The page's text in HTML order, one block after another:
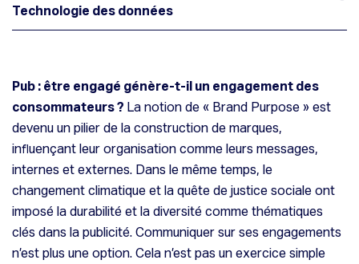
Technologie des données
Pub : être engagé génère-t-il un engagement des
consommateurs ? La notion de « Brand Purpose » est
devenu un pilier de la construction de marques,
influençant leur organisation comme leurs messages,
internes et externes. Dans le même temps, le
changement climatique et la quête de justice sociale ont
imposé la durabilité et la diversité comme thématiques
clés dans la publicité. Communiquer sur ses engagements
n’est plus une option. Cela n’est pas un exercice simple